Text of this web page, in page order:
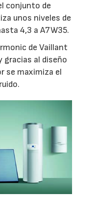
conjunto de
unos niveles de
4,3 a A7W35.
de Vaillant
gracias al diseño
se maximiza el